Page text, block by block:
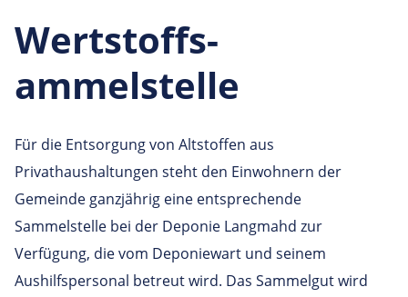
Wertstoffs­
ammelstelle
Für die Entsorgung von Altstoffen aus
Privathaushaltungen steht den Einwohnern der
Gemeinde ganzjährig eine entsprechende
Sammelstelle bei der Deponie Langmahd zur
Verfügung, die vom Deponiewart und seinem
Aushilfspersonal betreut wird. Das Sammelgut wird